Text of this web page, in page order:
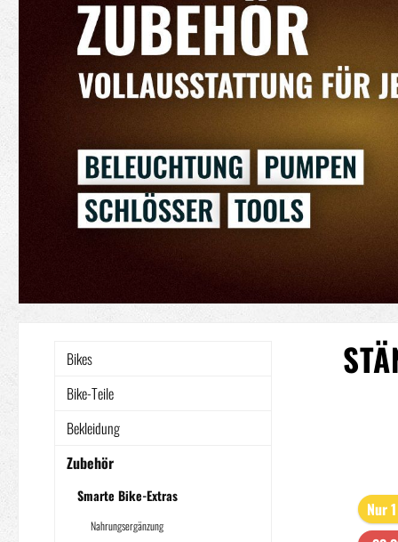
Bikes
Bike-Teile
Bekleidung
Zubehör
Smarte Bike-Extras
Nahrungsergänzung
Nur